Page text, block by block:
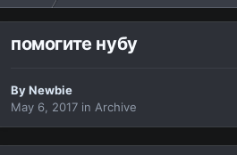
помогите нубу
ByNewbie
May 6, 2017 in Archive